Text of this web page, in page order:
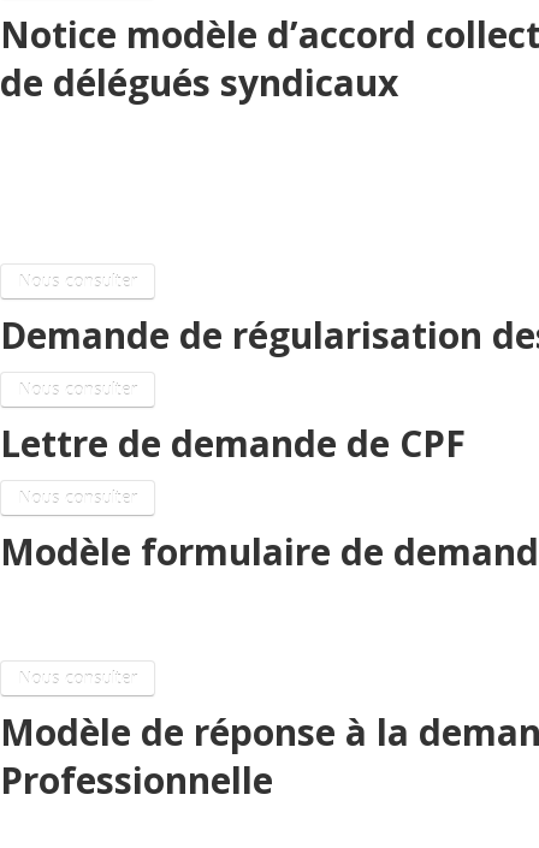
Notice modèle d’accord
de délégués syndicaux
Nous consulter
Demande de régularisation
Nous consulter
Lettre de demande de CPF
Nous consulter
Modèle formulaire de
Nous consulter
Modèle de réponse à la
Professionnelle